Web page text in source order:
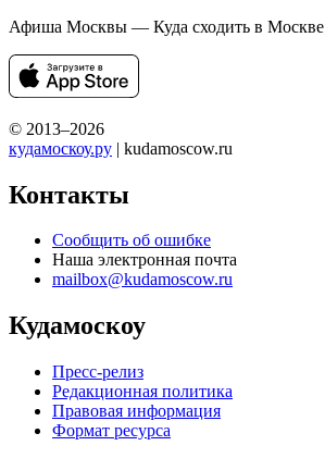
Афиша Москвы — Куда сходить в Москве
© 2013–2026
кудамоскоу.ру | kudamoscow.ru
Контакты
Сообщить об ошибке
Наша электронная почта
mailbox@kudamoscow.ru
Кудамоскоу
Пресс-релиз
Редакционная политика
Правовая информация
Формат ресурса